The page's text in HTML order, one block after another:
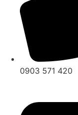
0903 571 420